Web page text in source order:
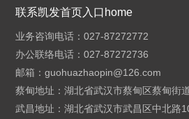
联系凯发首页入口home
业务咨询电话：027-87272772
办公联络电话：027-87272736
邮箱：guohuazhaopin@126.com
蔡甸地址：湖北省武汉市蔡甸区蔡甸街
武昌地址：湖北省武汉市武昌区中北路